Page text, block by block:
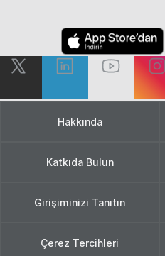
Hakkında
Katkıda Bulun
Girişiminizi Tanıtın
Çerez Tercihleri